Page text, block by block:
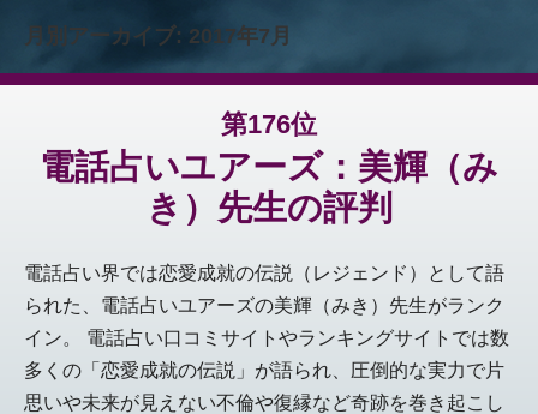
月別アーカイブ: 2017年7月
第176位
電話占いユアーズ：美輝（み
き）先生の評判
電話占い界では恋愛成就の伝説（レジェンド）として語
られた、電話占いユアーズの美輝（みき）先生がランク
イン。 電話占い口コミサイトやランキングサイトでは数
多くの「恋愛成就の伝説」が語られ、圧倒的な実力で片
思いや未来が見えない不倫や復縁など奇跡を巻き起こし